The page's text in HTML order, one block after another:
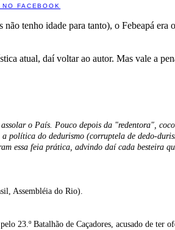
FACEBOOK
tenho idade para tanto), o Febeapá
atual, daí voltar ao autor. Mas vale a
o País. Pouco depois da "redentora",
política do dedurismo (corruptela de dedo-
essa feia prática, advindo daí cada besteira
Assembléia do Rio).
23.º Batalhão de Caçadores, acusado de